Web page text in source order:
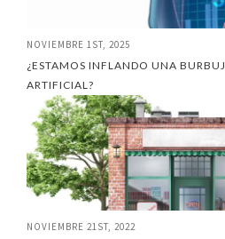
NOVIEMBRE 1ST, 2025
¿ESTAMOS INFLANDO UNA
ARTIFICIAL?
NOVIEMBRE 21ST, 2022